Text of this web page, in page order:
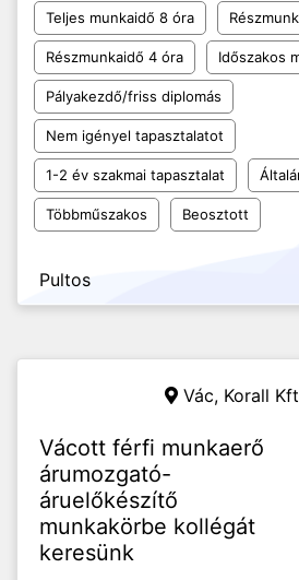
Teljes munkaidő 8 óra
Részmunkaidő 4 óra Időszakos
Pályakezdő/friss diplomás
Nem igényel tapasztalatot
1-2 év szakmai tapasztalat
Többműszakos Beosztott
Pultos
Vác, Korall
Vácott férfi munkaerő
árumozgató-
áruelőkészítő
munkakörbe kollégát
keresünk